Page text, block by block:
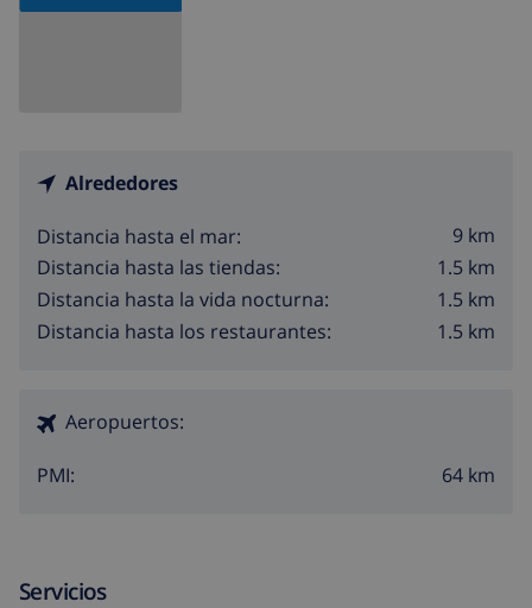
Alrededores
Distancia hasta el mar:
9 km
Distancia hasta las tiendas:
1.5 km
Distancia hasta la vida nocturna:
1.5 km
Distancia hasta los restaurantes:
1.5 km
Aeropuertos:
PMI: 64 km
Servicios